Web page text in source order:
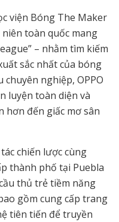
viện Bóng The Maker
toàn quốc mang
– nhằm tìm kiếm
sắc nhất của bóng
chuyên nghiệp, OPPO
luyện toàn diện và
hơn đến giấc mơ sân
chiến lược cùng
thành phố tại Puebla
thủ trẻ tiềm năng
gồm cung cấp trang
tiên tiến để truyền